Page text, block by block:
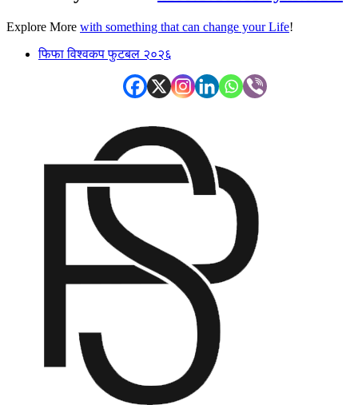
Explore More with something that can change your Life!
फिफा विश्वकप फुटबल २०२६